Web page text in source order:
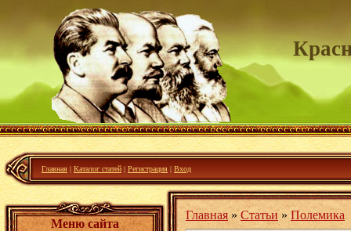
Главная | Каталог статей | Регистрация | Вход
Меню сайта
Главная » Статьи » Полемика